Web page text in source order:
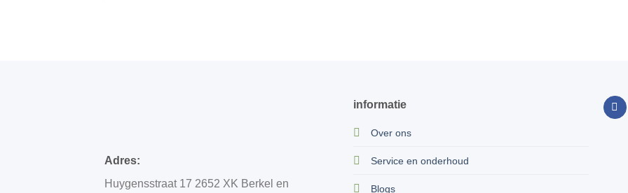
Adres:
Huygensstraat 17 2652 XK Berkel en
informatie
Over ons
Service en onderhoud
Blogs